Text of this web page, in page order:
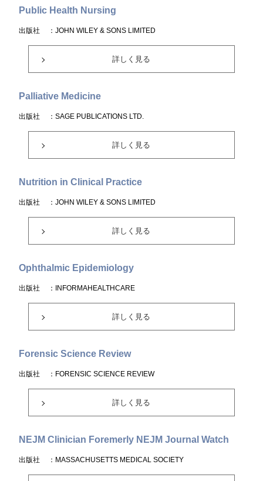
Public Health Nursing
出版社 ：JOHN WILEY & SONS LIMITED
詳しく見る
Palliative Medicine
出版社 ：SAGE PUBLICATIONS LTD.
詳しく見る
Nutrition in Clinical Practice
出版社 ：JOHN WILEY & SONS LIMITED
詳しく見る
Ophthalmic Epidemiology
出版社 ：INFORMAHEALTHCARE
詳しく見る
Forensic Science Review
出版社 ：FORENSIC SCIENCE REVIEW
詳しく見る
NEJM Clinician Foremerly NEJM Journal Watch
出版社 ：MASSACHUSETTS MEDICAL SOCIETY